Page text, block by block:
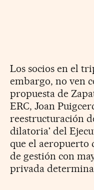
Los socios en el
embargo, no ven
propuesta de
ERC, Joan
reestructuración
dilatoria' del
que el aeropuerto
de gestión con
privada